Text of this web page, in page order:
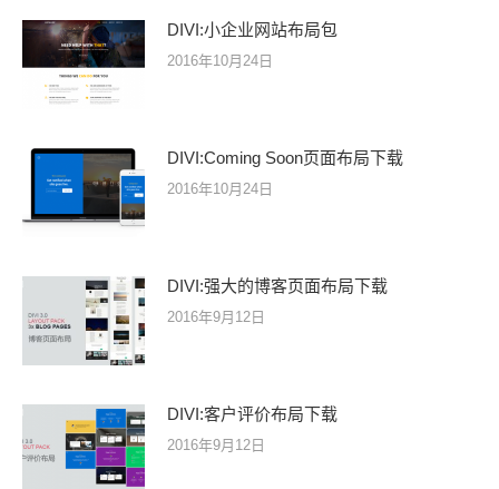
DIVI:小企业网站布局包
2016年10月24日
DIVI:Coming Soon页面布局下载
2016年10月24日
DIVI:强大的博客页面布局下载
2016年9月12日
DIVI:客户评价布局下载
2016年9月12日